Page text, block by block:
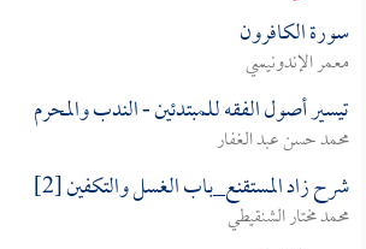
سورة الكافرون
معمر الإندونيسي
تيسير أصول الفقه للمبتدئين - الندب والمحرم
محمد حسن عبد الغفار
شرح زاد المستقنع_باب الغسل والتكفين [2]
محمد مختار الشنقيطي